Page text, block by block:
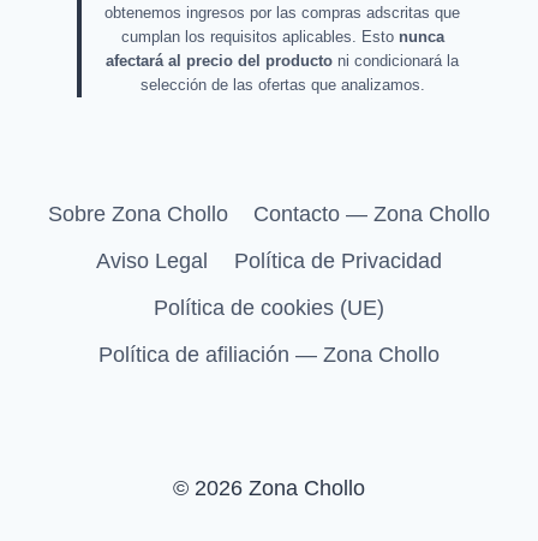
obtenemos ingresos por las compras adscritas que
cumplan los requisitos aplicables. Esto nunca
afectará al precio del producto ni condicionará la
selección de las ofertas que analizamos.
Sobre Zona Chollo
Contacto — Zona Chollo
Aviso Legal
Política de Privacidad
Política de cookies (UE)
Política de afiliación — Zona Chollo
© 2026 Zona Chollo